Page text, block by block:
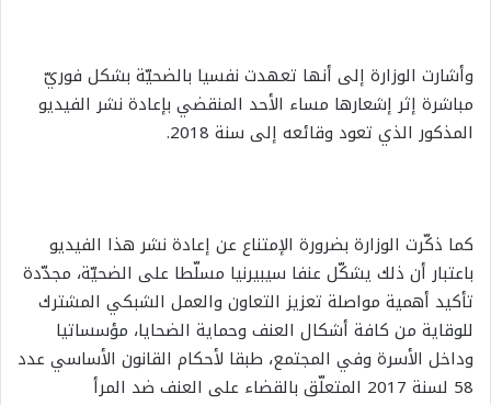
وأشارت الوزارة إلى أنها تعهدت نفسيا بالضحيّة بشكل فوريّ
مباشرة إثر إشعارها مساء الأحد المنقضي بإعادة نشر الفيديو
المذكور الذي تعود وقائعه إلى سنة 2018.
كما ذكّرت الوزارة بضرورة الإمتناع عن إعادة نشر هذا الفيديو
باعتبار أن ذلك يشكّل عنفا سيبيرنيا مسلّطا على الضحيّة، مجدّدة
تأكيد أهمية مواصلة تعزيز التعاون والعمل الشبكي المشترك
للوقاية من كافة أشكال العنف وحماية الضحايا، مؤسساتيا
وداخل الأسرة وفي المجتمع، طبقا لأحكام القانون الأساسي عدد
58 لسنة 2017 المتعلّق بالقضاء على العنف ضد المرأ